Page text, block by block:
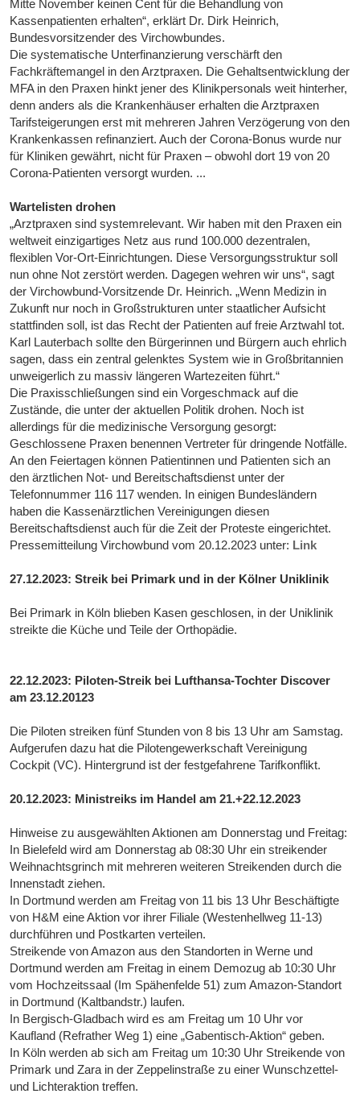
Mitte November keinen Cent für die Behandlung von
Kassenpatienten erhalten“, erklärt Dr. Dirk Heinrich,
Bundesvorsitzender des Virchowbundes.
Die systematische Unterfinanzierung verschärft den
Fachkräftemangel in den Arztpraxen. Die Gehaltsentwicklung der
MFA in den Praxen hinkt jener des Klinikpersonals weit hinterher,
denn anders als die Krankenhäuser erhalten die Arztpraxen
Tarifsteigerungen erst mit mehreren Jahren Verzögerung von den
Krankenkassen refinanziert. Auch der Corona-Bonus wurde nur
für Kliniken gewährt, nicht für Praxen – obwohl dort 19 von 20
Corona-Patienten versorgt wurden. ...
Wartelisten drohen
„Arztpraxen sind systemrelevant. Wir haben mit den Praxen ein
weltweit einzigartiges Netz aus rund 100.000 dezentralen,
flexiblen Vor-Ort-Einrichtungen. Diese Versorgungsstruktur soll
nun ohne Not zerstört werden. Dagegen wehren wir uns“, sagt
der Virchowbund-Vorsitzende Dr. Heinrich. „Wenn Medizin in
Zukunft nur noch in Großstrukturen unter staatlicher Aufsicht
stattfinden soll, ist das Recht der Patienten auf freie Arztwahl tot.
Karl Lauterbach sollte den Bürgerinnen und Bürgern auch ehrlich
sagen, dass ein zentral gelenktes System wie in Großbritannien
unweigerlich zu massiv längeren Wartezeiten führt.“
Die Praxisschließungen sind ein Vorgeschmack auf die
Zustände, die unter der aktuellen Politik drohen. Noch ist
allerdings für die medizinische Versorgung gesorgt:
Geschlossene Praxen benennen Vertreter für dringende Notfälle.
An den Feiertagen können Patientinnen und Patienten sich an
den ärztlichen Not- und Bereitschaftsdienst unter der
Telefonnummer 116 117 wenden. In einigen Bundesländern
haben die Kassenärztlichen Vereinigungen diesen
Bereitschaftsdienst auch für die Zeit der Proteste eingerichtet.
Pressemitteilung Virchowbund vom 20.12.2023 unter: Link
27.12.2023: Streik bei Primark und in der Kölner Uniklinik
Bei Primark in Köln blieben Kasen geschlosen, in der Uniklinik
streikte die Küche und Teile der Orthopädie.
22.12.2023: Piloten-Streik bei Lufthansa-Tochter Discover
am 23.12.20123
Die Piloten streiken fünf Stunden von 8 bis 13 Uhr am Samstag.
Aufgerufen dazu hat die Pilotengewerkschaft Vereinigung
Cockpit (VC). Hintergrund ist der festgefahrene Tarifkonflikt.
20.12.2023: Ministreiks im Handel am 21.+22.12.2023
Hinweise zu ausgewählten Aktionen am Donnerstag und Freitag:
In Bielefeld wird am Donnerstag ab 08:30 Uhr ein streikender
Weihnachtsgrinch mit mehreren weiteren Streikenden durch die
Innenstadt ziehen.
In Dortmund werden am Freitag von 11 bis 13 Uhr Beschäftigte
von H&M eine Aktion vor ihrer Filiale (Westenhellweg 11-13)
durchführen und Postkarten verteilen.
Streikende von Amazon aus den Standorten in Werne und
Dortmund werden am Freitag in einem Demozug ab 10:30 Uhr
vom Hochzeitssaal (Im Spähenfelde 51) zum Amazon-Standort
in Dortmund (Kaltbandstr.) laufen.
In Bergisch-Gladbach wird es am Freitag um 10 Uhr vor
Kaufland (Refrather Weg 1) eine „Gabentisch-Aktion“ geben.
In Köln werden ab sich am Freitag um 10:30 Uhr Streikende von
Primark und Zara in der Zeppelinstraße zu einer Wunschzettel-
und Lichteraktion treffen.